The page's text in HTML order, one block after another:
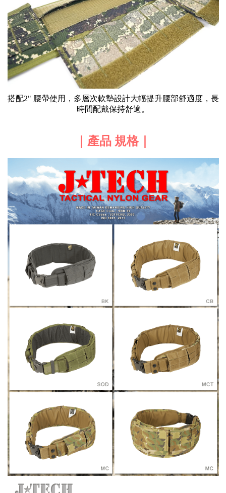
搭配2" 腰帶使用，多層次軟墊設計大幅提升腰部舒適度，長
時間配戴保持舒適。
｜產品 規格｜